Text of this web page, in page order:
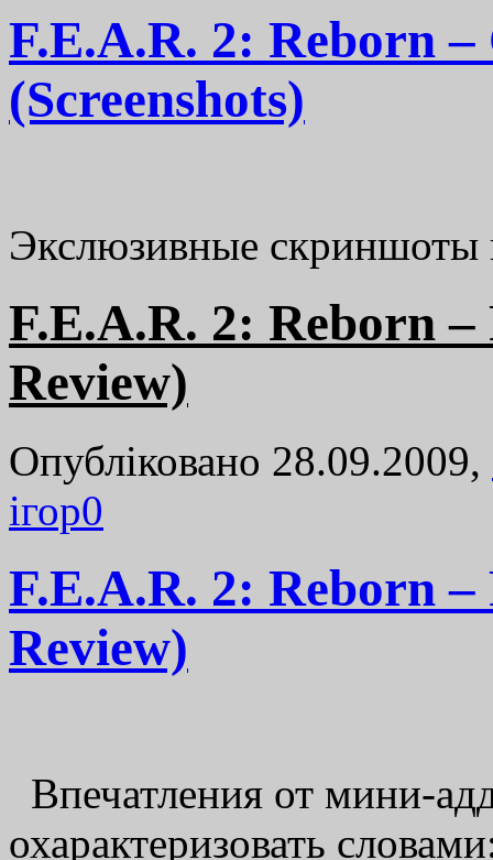
F.E.A.R. 2: Reborn
(Screenshots)
Экслюзивные скриншоты
F.E.A.R. 2: Reborn –
Review)
Опубліковано 28.09.2009,
ігор0
F.E.A.R. 2: Reborn –
Review)
Впечатления от мини-
охарактеризовать